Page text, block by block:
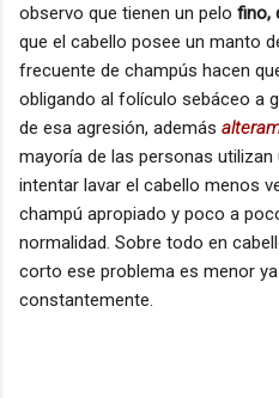
observo que tienen un pelo fino,
que el cabello posee un manto
frecuente de champús hacen
obligando al folículo sebáceo a
de esa agresión, además
mayoría de las personas utilizan
intentar lavar el cabello menos
champú apropiado y poco a
normalidad. Sobre todo en
corto ese problema es menor
constantemente.